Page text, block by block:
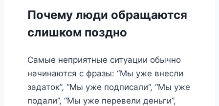
Почему люди обращаются
слишком поздно
Самые неприятные ситуации обычно
начинаются с фразы: “Мы уже внесли
задаток”, “Мы уже подписали”, “Мы уже
подали”, “Мы уже перевели деньги”,